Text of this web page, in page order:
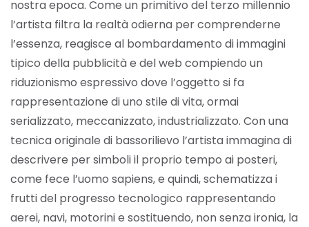
nostra epoca. Come un primitivo del terzo millennio
l’artista filtra la realtà odierna per comprenderne
l’essenza, reagisce al bombardamento di immagini
tipico della pubblicità e del web compiendo un
riduzionismo espressivo dove l’oggetto si fa
rappresentazione di uno stile di vita, ormai
serializzato, meccanizzato, industrializzato. Con una
tecnica originale di bassorilievo l’artista immagina di
descrivere per simboli il proprio tempo ai posteri,
come fece l’uomo sapiens, e quindi, schematizza i
frutti del progresso tecnologico rappresentando
aerei, navi, motorini e sostituendo, non senza ironia, la